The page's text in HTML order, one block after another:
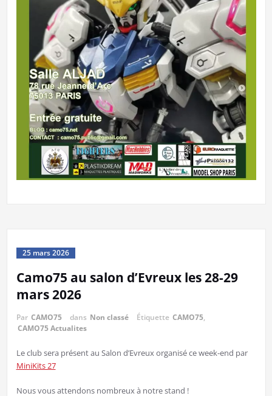
25 mars 2026
Camo75 au salon d’Evreux les 28-29
mars 2026
Par CAMO75 dans Non classé Étiquette CAMO75,
CAMO75 Actualites
Le club sera présent au Salon d’Evreux organisé ce week-end par
MiniKits 27⁣
Nous vous attendons nombreux à notre stand !⁣